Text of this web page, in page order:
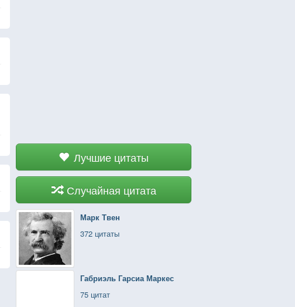
Лучшие цитаты
Случайная цитата
Марк Твен
372 цитаты
Габриэль Гарсиа Маркес
75 цитат